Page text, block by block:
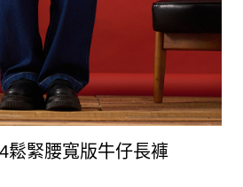
鬆緊腰寬版牛仔長褲